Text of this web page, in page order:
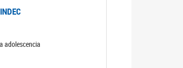
adolescencia